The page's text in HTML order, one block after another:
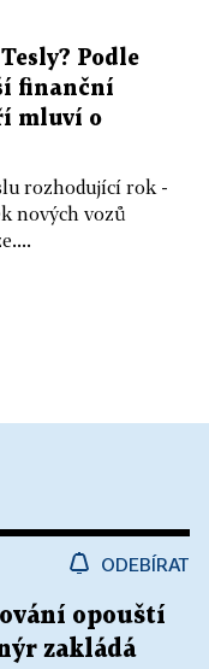
Podle
finanční
mluví o
rozhodující rok -
nových vozů
ODEBÍRAT
opouští
zakládá